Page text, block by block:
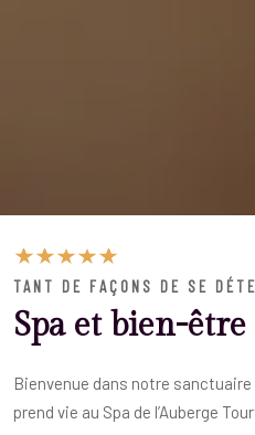
TANT DE FAÇONS DE SE
Spa et bien-être
Bienvenue dans notre
prend vie au Spa de l’Auberge